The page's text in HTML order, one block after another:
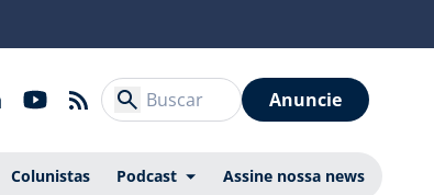
Anuncie
Colunistas Podcast Assine nossa news